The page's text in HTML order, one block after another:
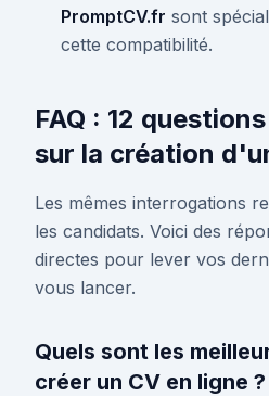
PromptCV.fr sont
cette compatibilité.
FAQ : 12
sur la création
Les mêmes interrogations
les candidats. Voici des
directes pour lever vos
vous lancer.
Quels sont les
créer un CV en ligne ?